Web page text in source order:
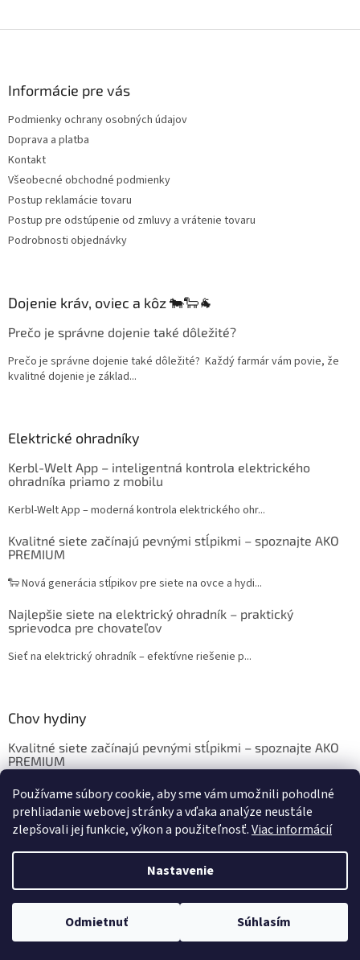
Používame súbory cookie, aby sme vám umožnili pohodlné
prehliadanie webovej stránky a vďaka analýze neustále
zlepšovali jej funkcie, výkon a použiteľnosť.Viac informácií
Nastavenie
Odmietnuť Súhlasím
Informácie pre vás
Podmienky ochrany osobných údajov
Doprava a platba
Kontakt
Všeobecné obchodné podmienky
Postup reklamácie tovaru
Postup pre odstúpenie od zmluvy a vrátenie tovaru
Podrobnosti objednávky
Dojenie kráv, oviec a kôz 🐄🐑🐐
Prečo je správne dojenie také dôležité?
Prečo je správne dojenie také dôležité? Každý farmár vám povie, že
kvalitné dojenie je základ...
Elektrické ohradníky
Kerbl-Welt App – inteligentná kontrola elektrického
ohradníka priamo z mobilu
Kerbl-Welt App – moderná kontrola elektrického ohr...
Kvalitné siete začínajú pevnými stĺpikmi – spoznajte AKO
PREMIUM
🐑 Nová generácia stĺpikov pre siete na ovce a hydi...
Najlepšie siete na elektrický ohradník – praktický
sprievodca pre chovateľov
Sieť na elektrický ohradník – efektívne riešenie p...
Chov hydiny
Kvalitné siete začínajú pevnými stĺpikmi – spoznajte AKO
PREMIUM
Chov sliepok a hydiny: Krmivo, ustajnenie, vybavenie
Copyright 2026eshop.sedoza.sk. Všetky práva vyhradené.Upraviť